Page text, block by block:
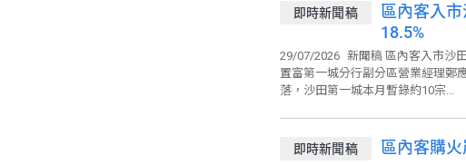
即時新聞稿
區內客入
18.5%
29/07/2026 新聞稿 區內客入市沙
置富第一城分行副分區營業經理鄭
落，沙田第一城本月暫錄約10宗...
即時新聞稿 區內客購